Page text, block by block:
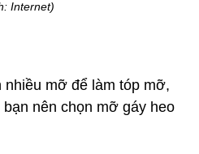
Internet)
nhiều mỡ để làm tóp mỡ,
nên chọn mỡ gáy heo